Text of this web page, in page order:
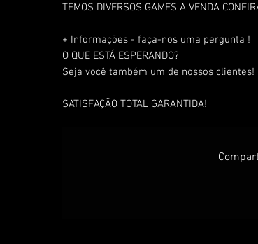
TEMOS DIVERSOS GAMES A VENDA
+ Informações - faça-nos uma pergunta !
O QUE ESTÁ ESPERANDO?
Seja você também um de nossos clientes!
SATISFAÇÃO TOTAL GARANTIDA!